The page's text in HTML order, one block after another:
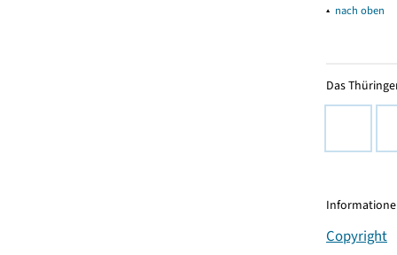
▴ nach oben
Das
Copyright